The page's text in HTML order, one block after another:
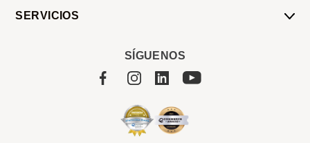
SERVICIOS
SÍGUENOS